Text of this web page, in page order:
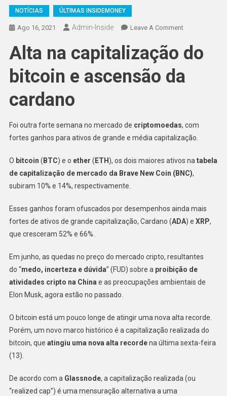
NOTÍCIAS ÚLTIMAS INSIDEMONEY
Ago 16, 2021 Admin-Inside Leave A CommentOn
Na
Do
Alta na capitalização do
bitcoin e ascensão da
cardano
Foi outra forte semana no mercado de criptomoedas, com
fortes ganhos para ativos de grande e média capitalização.
O bitcoin ( BTC) e o ether ( ETH ), os dois maiores ativos na tabela
de capitalização de mercado da Brave New Coin (BNC),
subiram 10% e 14%, respectivamente.
Esses ganhos foram ofuscados por desempenhos ainda mais
fortes de ativos de grande capitalização, Cardano (ADA) e XRP,
que cresceram 52% e 66%.
Em junho, as quedas no preço do mercado cripto, resultantes
do “medo, incerteza e dúvida” (FUD) sobre a proibição de
atividades cripto na China e as preocupações ambientais de
Elon Musk, agora estão no passado.
O bitcoin está um pouco longe de atingir uma nova alta recorde.
Porém, um novo marco histórico é a capitalização realizada do
bitcoin, que atingiu uma nova alta recordena última sexta-feira
(13).
De acordo com a Glassnode, a capitalização realizada (ou
“realized cap”) é uma mensuração alternativa a uma